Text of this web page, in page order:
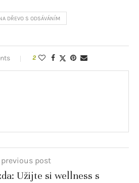
DŘEVO S ODSÁVÁNÍM
2
previous post
Užijte si wellness s